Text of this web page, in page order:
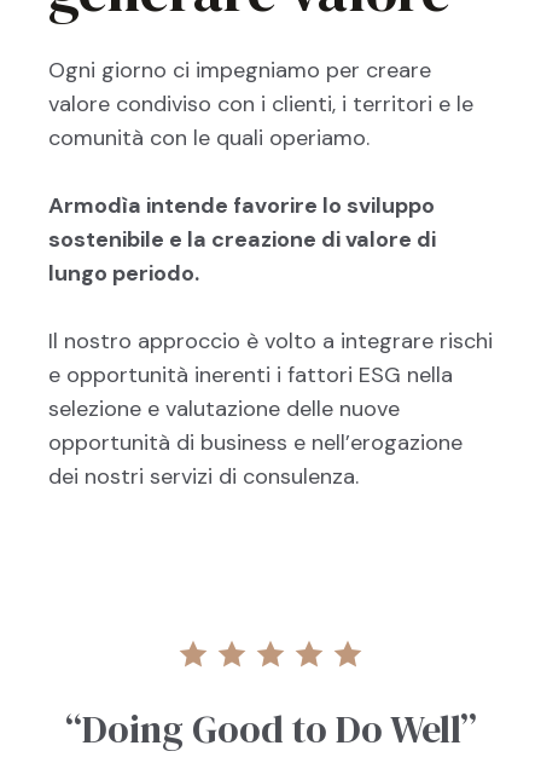
Ogni giorno ci impegniamo per creare
valore condiviso con i clienti, i territori e le
comunità con le quali operiamo.
Armodìa intende favorire lo sviluppo
sostenibile e la creazione di valore di
lungo periodo.
Il nostro approccio è volto a integrare rischi
e opportunità inerenti i fattori ESG nella
selezione e valutazione delle nuove
opportunità di business e nell’erogazione
dei nostri servizi di consulenza.
“Doing Good to Do Well”